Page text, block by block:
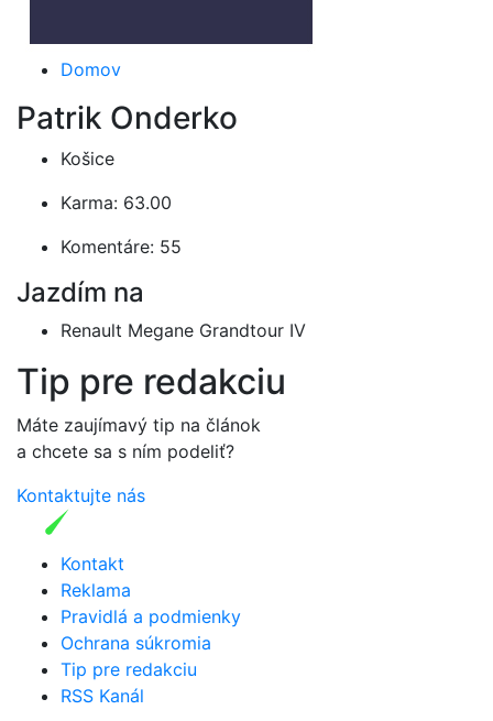
Domov
Patrik Onderko
Košice
Karma: 63.00
Komentáre: 55
Jazdím na
Renault Megane Grandtour IV
Tip pre redakciu
Máte zaujímavý tip na článok
a chcete sa s ním podeliť?
Kontaktujte nás
Kontakt
Reklama
Pravidlá a podmienky
Ochrana súkromia
Tip pre redakciu
RSS Kanál